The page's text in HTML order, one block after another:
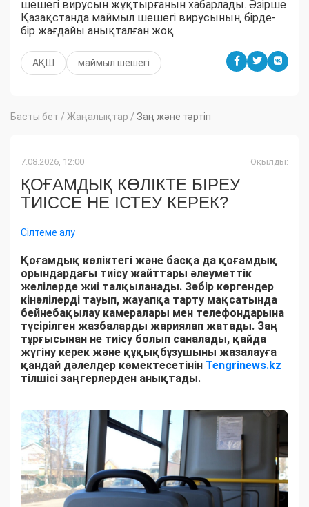
шешегі вирусын жұқтырғанын хабарлады. Әзірше
Қазақстанда маймыл шешегі вирусының бірде-
бір жағдайы анықталған жоқ.
АҚШ маймыл шешегі
Басты бет / Жаңалықтар / Заң және тәртіп
7.08.2026, 12:00 Оқылды:
ҚОҒАМДЫҚ КӨЛІКТЕ БІРЕУ
ТИІССЕ НЕ ІСТЕУ КЕРЕК?
Сілтеме алу
Қоғамдық көліктегі және басқа да қоғамдық
орындардағы тиісу жайттары әлеуметтік
желілерде жиі талқыланады. Зәбір көргендер
кінәлілерді тауып, жауапқа тарту мақсатында
бейнебақылау камералары мен телефондарына
түсірілген жазбаларды жариялап жатады. Заң
тұрғысынан не тиісу болып саналады, қайда
жүгіну керек және құқықбұзушыны жазалауға
қандай дәлелдер көмектесетінін Tengrinews.kz
тілшісі заңгерлерден анықтады.